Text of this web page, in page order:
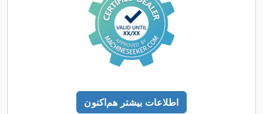
اطلاعات بیشتر هم‌اکنون